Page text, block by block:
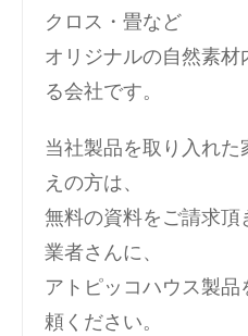
クロス・畳など
オリジナルの自然素
る会社です。
当社製品を取り入れ
えの方は、
無料の資料をご請求頂
業者さんに、
アトピッコハウス製
頼ください。